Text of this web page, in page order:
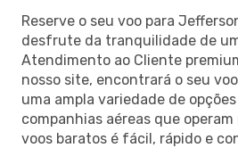
Reserve o seu voo para
desfrute da tranquilidade de
Atendimento ao Cliente
nosso site, encontrará o seu
uma ampla variedade de
companhias aéreas que operam
voos baratos é fácil, rápido e